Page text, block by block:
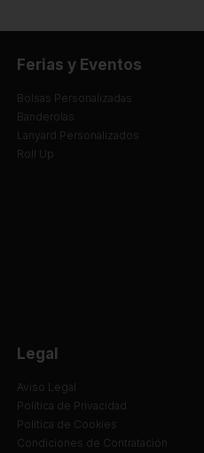
Ferias y Eventos
Bolsas Personalizadas
Banderolas
Lanyard Personalizados
Roll Up
Legal
Aviso Legal
Política de Privacidad
Política de Cookies
Condiciones de Contratación